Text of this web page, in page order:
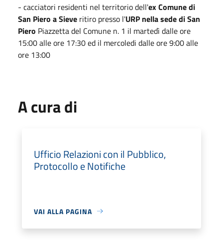
- cacciatori residenti nel territorio dell'ex Comune di
San Piero a Sieve ritiro presso l'URP nella sede di San
Piero Piazzetta del Comune n. 1 il martedì dalle ore
15:00 alle ore 17:30 ed il mercoledi dalle ore 9:00 alle
ore 13:00
A cura di
Ufficio Relazioni con il Pubblico,
Protocollo e Notifiche
VAI ALLA PAGINA